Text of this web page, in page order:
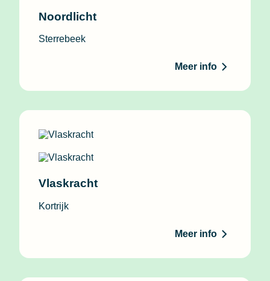
Noordlicht
Sterrebeek
Meer info
Vlaskracht
Kortrijk
Meer info